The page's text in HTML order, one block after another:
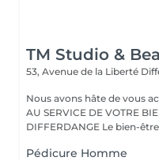
TM Studio &
53, Avenue de la Liberté
Nous avons hâte de vous accueillir ! UN
AU SERVICE DE VOTRE
DIFFERDANGE
Pédicure Homme